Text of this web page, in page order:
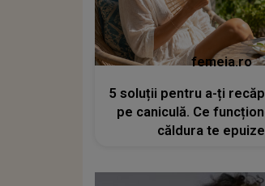
femeia.ro
5 soluții pentru a-ți
pe caniculă. Ce
căldura te